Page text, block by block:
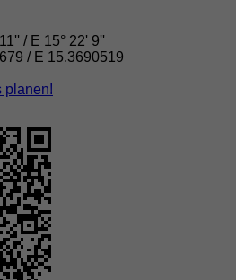
/ E 15° 22' 9''
/ E 15.3690519
planen!